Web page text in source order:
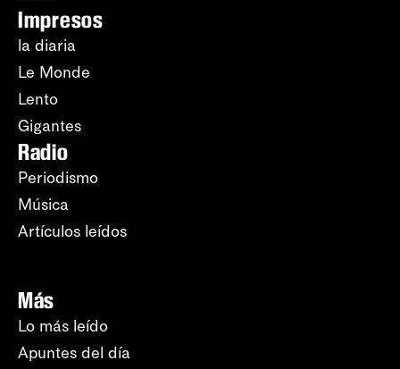
Impresos
la diaria
Le Monde
Lento
Gigantes
Radio
Periodismo
Música
Artículos leídos
Más
Lo más leído
Apuntes del día